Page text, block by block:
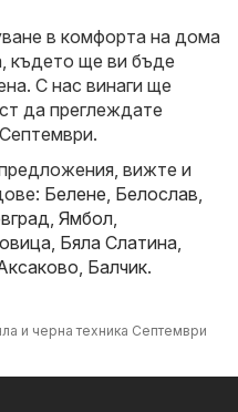
в комфорта на дома
където ще ви бъде
С нас винаги ще
да преглеждате
вижте и
Белене Белослав
Ямбол
Бяла Слатина
Балчик.
и черна техника Септември